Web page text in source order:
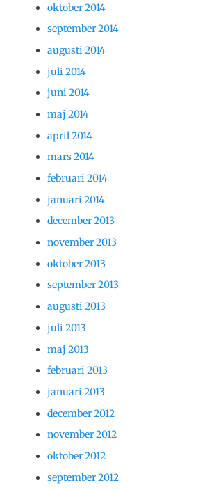
oktober 2014
september 2014
augusti 2014
juli 2014
juni 2014
maj 2014
april 2014
mars 2014
februari 2014
januari 2014
december 2013
november 2013
oktober 2013
september 2013
augusti 2013
juli 2013
maj 2013
februari 2013
januari 2013
december 2012
november 2012
oktober 2012
september 2012